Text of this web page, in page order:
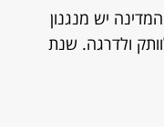
יש מנגנון
ולדרגה. שנת